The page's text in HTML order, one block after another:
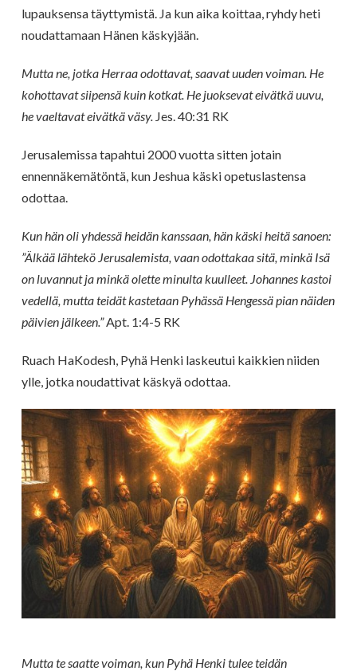
lupauksensa täyttymistä. Ja kun aika koittaa, ryhdy heti
noudattamaan Hänen käskyjään.
Mutta ne, jotka Herraa odottavat, saavat uuden voiman. He
kohottavat siipensä kuin kotkat. He juoksevat eivätkä uuvu,
he vaeltavat eivätkä väsy. Jes. 40:31 RK
Jerusalemissa tapahtui 2000 vuotta sitten jotain
ennennäkemätöntä, kun Jeshua käski opetuslastensa
odottaa.
Kun hän oli yhdessä heidän kanssaan, hän käski heitä sanoen:
”Älkää lähtekö Jerusalemista, vaan odottakaa sitä, minkä Isä
on luvannut ja minkä olette minulta kuulleet. Johannes kastoi
vedellä, mutta teidät kastetaan Pyhässä Hengessä pian näiden
päivien jälkeen.”Apt. 1:4-5 RK
Ruach HaKodesh, Pyhä Henki laskeutui kaikkien niiden
ylle, jotka noudattivat käskyä odottaa.
Mutta te saatte voiman, kun Pyhä Henki tulee teidän